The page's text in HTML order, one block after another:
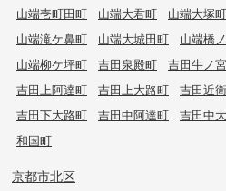
山端壱町田町
山端大君町 山端大塚町
山端滝ケ鼻町
山端大城田町 山端橋
山端柳ケ坪町
吉田泉殿町 吉田牛ノ
吉田上阿達町
吉田上大路町 吉田近
吉田下大路町
吉田中阿達町 吉田中
和国町
京都市北区